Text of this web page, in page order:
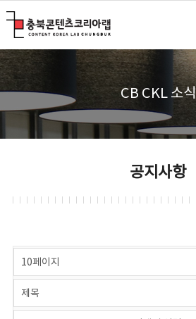
CB CKL 소식
공지사항